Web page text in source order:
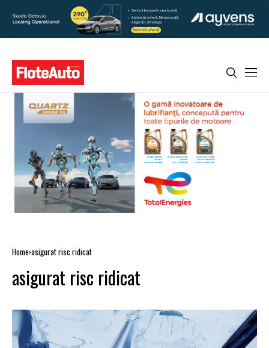
Home asigurat risc ridicat
asigurat risc ridicat